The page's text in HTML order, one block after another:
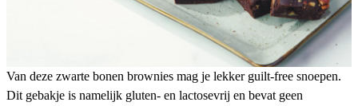
Van deze zwarte bonen brownies mag je lekker guilt-free snoepen.
Dit gebakje is namelijk gluten- en lactosevrij en bevat geen